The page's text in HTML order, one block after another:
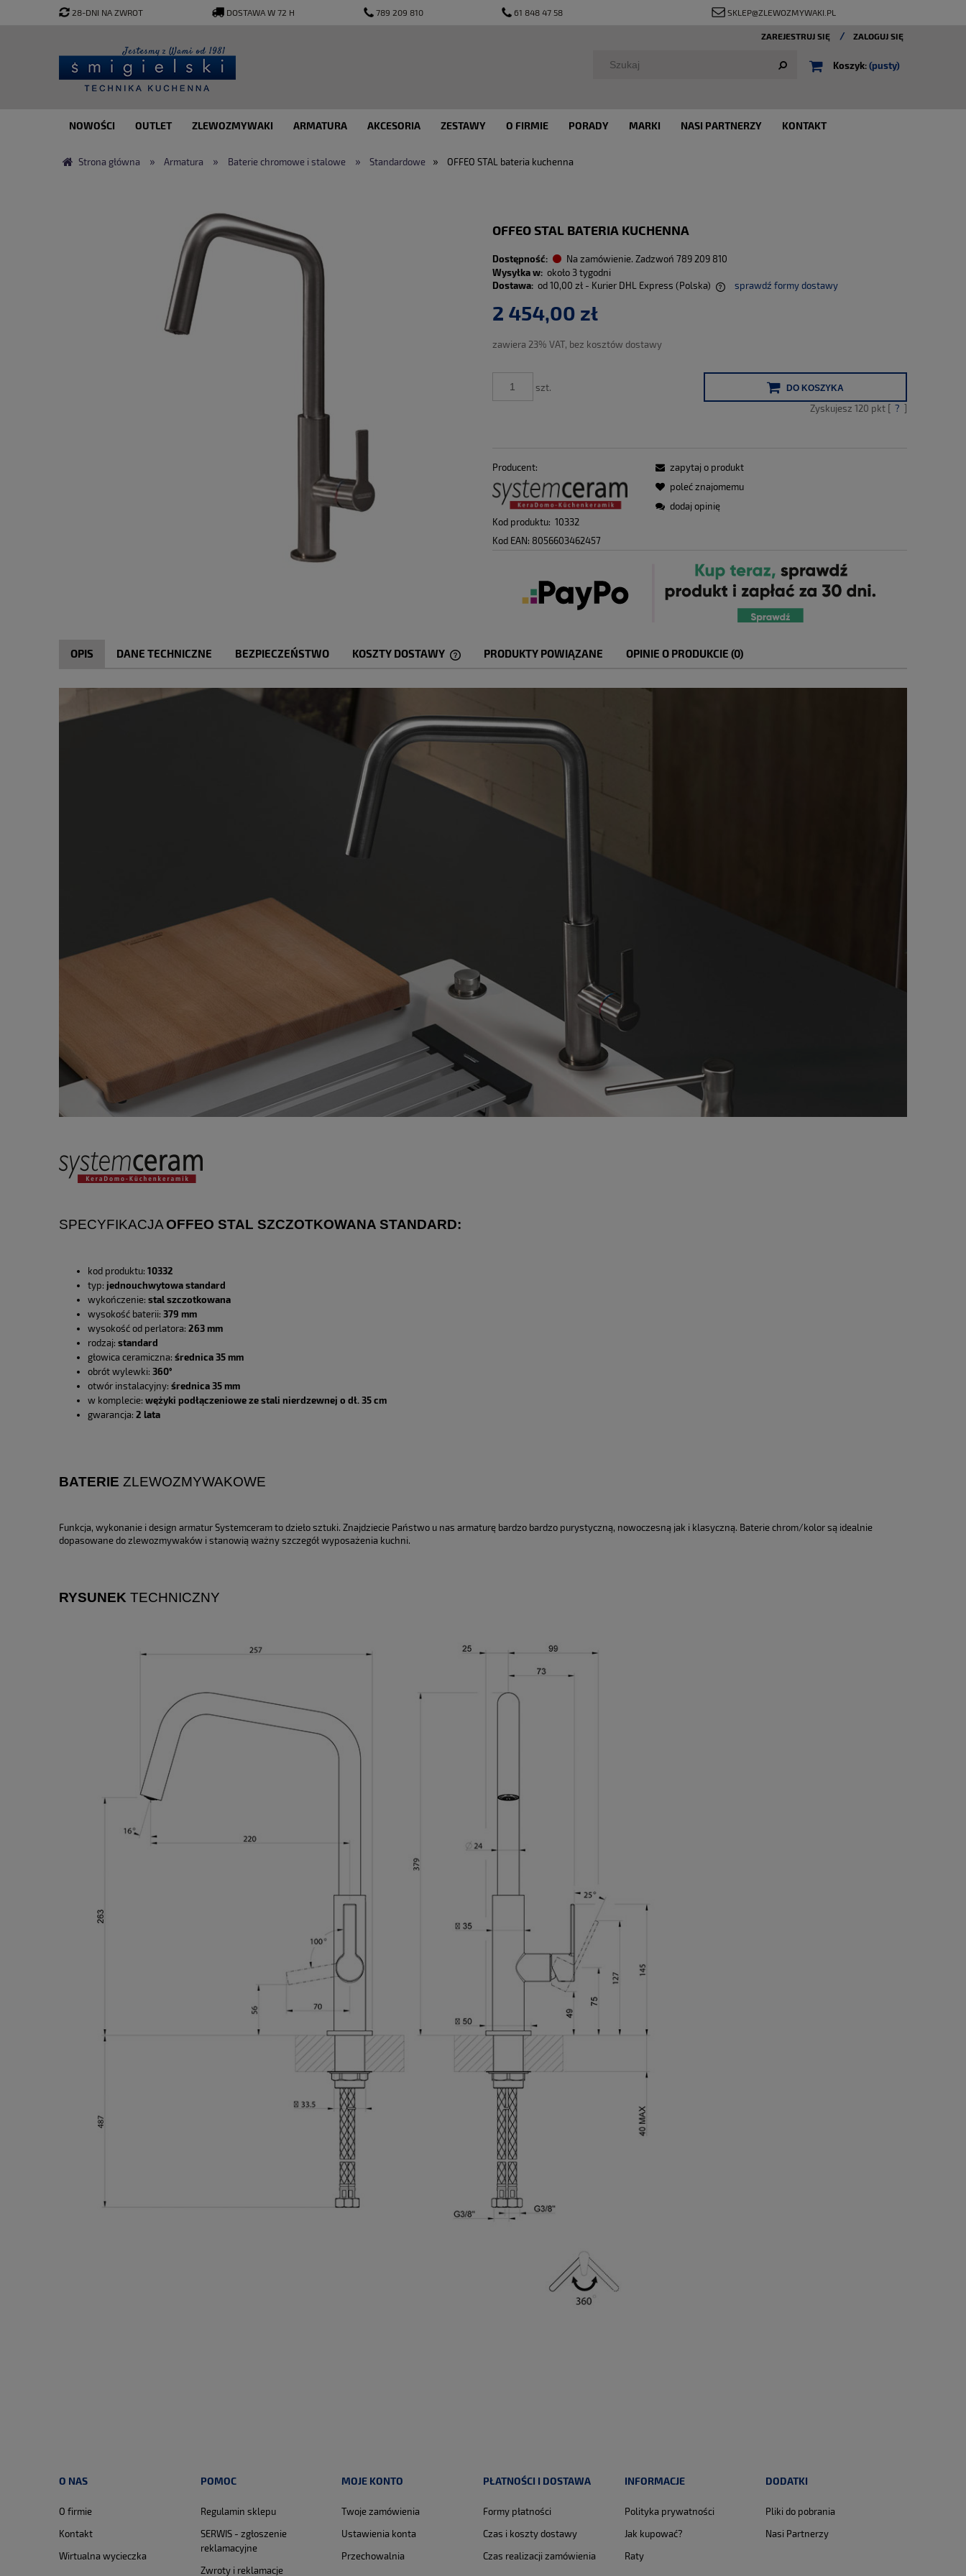
28-DNI NA ZWROT DOSTAWA W 72 H 789 209 810 61 848 47 58 SKLEP@ZLEWOZMYWAKI.PL
ZAREJESTRUJ SIĘ ZALOGUJ SIĘ
Koszyk: (pusty)
NOWOŚCI OUTLET ZLEWOZMYWAKI ARMATURA AKCESORIA ZESTAWY O FIRMIE PORADY MARKI NASI PARTNERZY KONTAKT
Strona główna » Armatura » Baterie chromowe i stalowe » Standardowe » OFFEO STAL bateria kuchenna
OFFEO STAL BATERIA KUCHENNA
Dostępność: Na zamówienie. Zadzwoń 789 209 810
Wysyłka w: około 3 tygodni
Dostawa: od 10,00 zł - Kurier DHL Express (Polska)
Cena nie zawiera ewentualnych kosztów
sprawdź formy dostawy
2 454,00 zł
zawiera 23% VAT, bez kosztów dostawy
szt. DO KOSZYKA
Zyskujesz 120 pkt [ ? ]
Producent:
Kod produktu: 10332
Kod EAN: 8056603462457
zapytaj o produkt
poleć znajomemu
dodaj opinię
OPIS DANE TECHNICZNE BEZPIECZEŃSTWO KOSZTY DOSTAWY PRODUKTY POWIĄZANE OPINIE O PRODUKCIE (0)
SPECYFIKACJAOFFEO STAL SZCZOTKOWANA STANDARD:
kod produktu: 10332
typ: jednouchwytowa standard
wykończenie: stal szczotkowana
wysokość baterii: 379 mm
wysokość od perlatora: 263 mm
rodzaj: standard
głowica ceramiczna: średnica 35 mm
obrót wylewki: 360°
otwór instalacyjny: średnica 35 mm
w komplecie: wężyki podłączeniowe ze stali nierdzewnej o dł. 35 cm
gwarancja: 2 lata
BATERIE ZLEWOZMYWAKOWE
Funkcja, wykonanie i design armatur Systemceram to dzieło sztuki. Znajdziecie Państwo u nas armaturę bardzo bardzo purystyczną, nowoczesną jak i klasyczną. Baterie chrom/kolor są idealnie
dopasowane do zlewozmywaków i stanowią ważny szczegół wyposażenia kuchni.
RYSUNEK TECHNICZNY
O NAS
O firmie
Kontakt
Wirtualna wycieczka
POMOC
Regulamin sklepu
SERWIS - zgłoszenie
reklamacyjne
Zwroty i reklamacje
MOJE KONTO
Twoje zamówienia
Ustawienia konta
Przechowalnia
PŁATNOŚCI I DOSTAWA
Formy płatności
Czas i koszty dostawy
Czas realizacji zamówienia
INFORMACJE
Polityka prywatności
Jak kupować?
Raty
DODATKI
Pliki do pobrania
Nasi Partnerzy